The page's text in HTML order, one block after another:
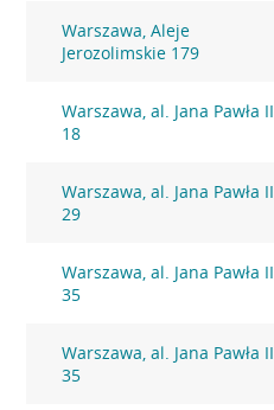
Warszawa, Aleje
Jerozolimskie 179
Warszawa, al. Jana Pawła II
18
Warszawa, al. Jana Pawła II
29
Warszawa, al. Jana Pawła II
35
Warszawa, al. Jana Pawła II
35